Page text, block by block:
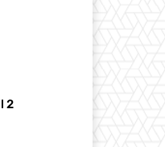
2